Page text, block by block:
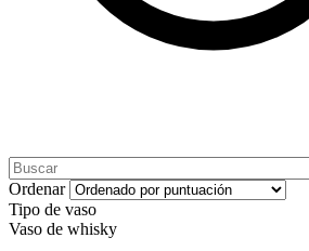
Ordenar
Tipo de vaso
Vaso de whisky